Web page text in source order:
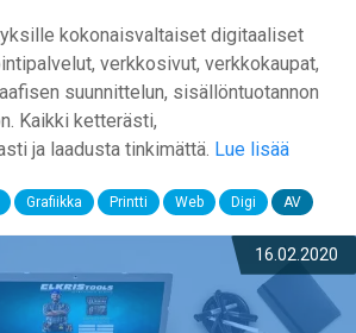
kokonaisvaltaiset digitaaliset
verkkosivut, verkkokaupat,
suunnittelun, sisällöntuotannon
Kaikki ketterästi,
ja laadusta tinkimättä. Lue lisää
Grafiikka Printti Web Digi AV
16.02.2020